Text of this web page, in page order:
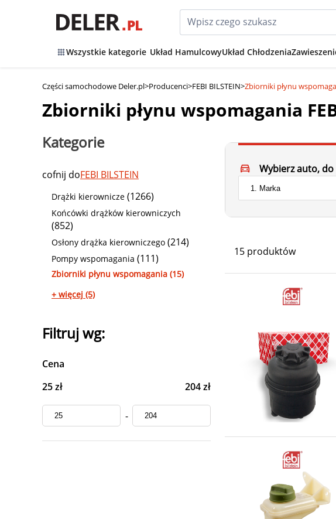
Wszystkie kategorie Układ HamulcowyUkład Chłodzenia
Części samochodowe Deler.pl>Producenci>FEBI BILSTEIN>Zbiorniki płynu
Zbiorniki płynu wspomagania
Kategorie
cofnij doFEBI BILSTEIN
Drążki kierownicze (1266)
Końcówki drążków kierowniczych
(852)
Osłony drążka kierowniczego (214)
Pompy wspomagania (111)
Zbiorniki płynu wspomagania (15)
+ więcej (5)
Filtruj wg:
Cena
25 zł
204 zł
-
Wybierz auto, do
15 produktów